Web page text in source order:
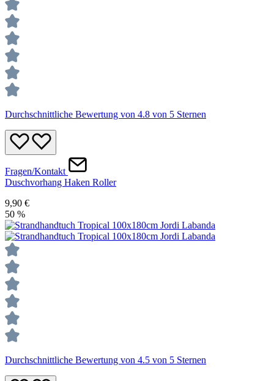
Durchschnittliche Bewertung von 4.8 von 5 Sternen
Fragen/Kontakt
Duschvorhang Haken Roller
9,90 €
50 %
Durchschnittliche Bewertung von 4.5 von 5 Sternen